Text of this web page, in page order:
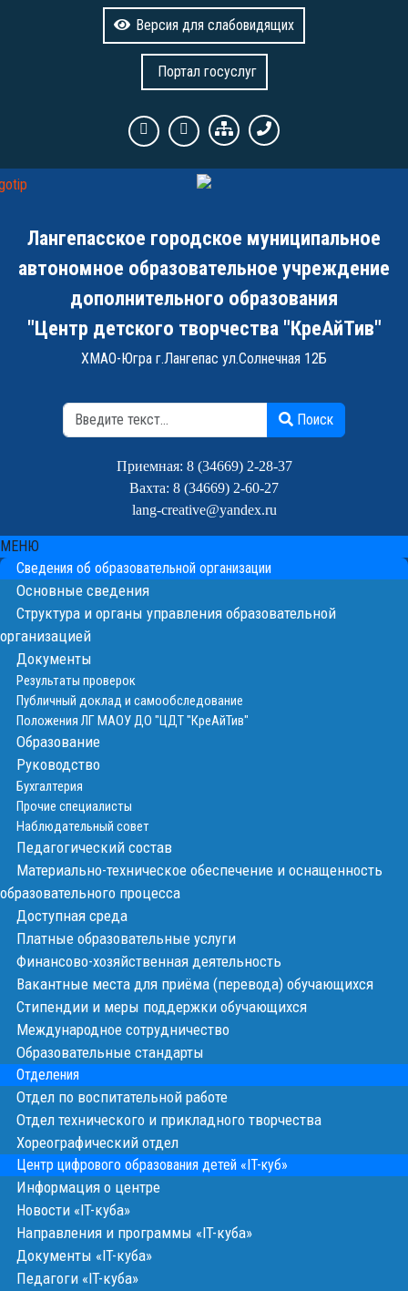
Версия для слабовидящих
Портал госуслуг
Лангепасское городское муниципальное
автономное образовательное учреждение
дополнительного образования
"Центр детского творчества "КреАйТив"
ХМАО-Югра г.Лангепас ул.Солнечная 12Б
Поиск
Приемная: 8 (34669) 2-28-37
Вахта: 8 (34669) 2-60-27
lang-creative@yandex.ru
МЕНЮ
Сведения об образовательной организации
Основные сведения
Структура и органы управления образовательной
организацией
Документы
Результаты проверок
Публичный доклад и самообследование
Положения ЛГ МАОУ ДО "ЦДТ "КреАйТив"
Образование
Руководство
Бухгалтерия
Прочие специалисты
Наблюдательный совет
Педагогический состав
Материально-техническое обеспечение и оснащенность
образовательного процесса
Доступная среда
Платные образовательные услуги
Финансово-хозяйственная деятельность
Вакантные места для приёма (перевода) обучающихся
Стипендии и меры поддержки обучающихся
Международное сотрудничество
Образовательные стандарты
Отделения
Отдел по воспитательной работе
Отдел технического и прикладного творчества
Хореографический отдел
Центр цифрового образования детей «IT-куб»
Информация о центре
Новости «IT-куба»
Направления и программы «IT-куба»
Документы «IT-куба»
Педагоги «IT-куба»